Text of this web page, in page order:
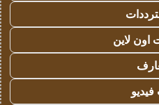
اون لاين